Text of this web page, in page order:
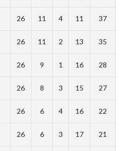
26 11 4 11 37
26 11 2 13 35
26 9 1 16 28
26 8 3 15 27
26 6 4 16 22
26 6 3 17 21